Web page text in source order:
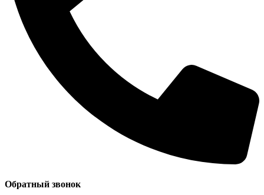
Обратный звонок